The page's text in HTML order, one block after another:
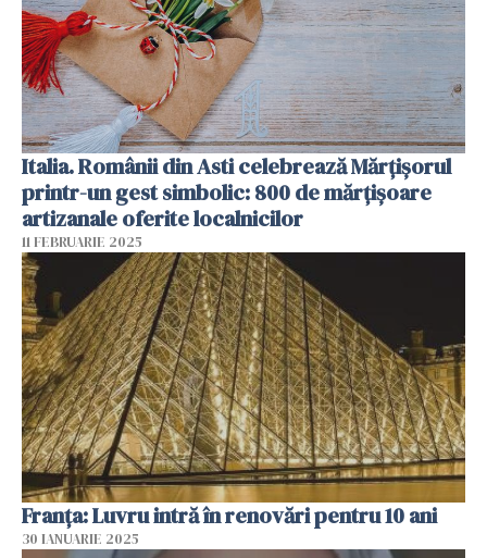
Italia. Românii din Asti celebrează Mărțișorul
printr-un gest simbolic: 800 de mărțișoare
artizanale oferite localnicilor
11 FEBRUARIE 2025
Franța: Luvru intră în renovări pentru 10 ani
30 IANUARIE 2025